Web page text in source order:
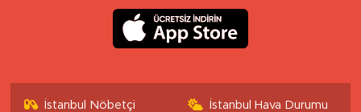
İstanbul Nöbetçi
İstanbul Hava Durumu